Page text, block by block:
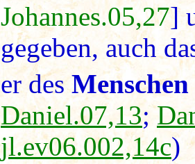
Johannes.05,27]
gegeben, auch
er des
Daniel.07,13;
jl.ev06.002,14c)